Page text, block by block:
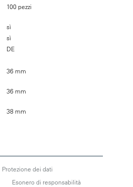
100 pezzi
sì
sì
DE
36 mm
36 mm
38 mm
Protezione dei dati
Esonero di responsabilità